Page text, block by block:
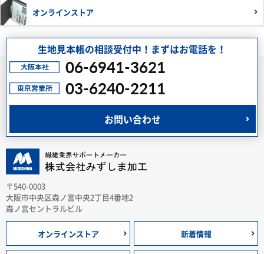
オンラインストア
生地見本帳の相談受付中！まずはお電話を！
06-6941-3621
03-6240-2211
お問い合わせ
〒540-0003
大阪市中央区森ノ宮中央2丁目4番地2
森ノ宮セントラルビル
オンラインストア 新着情報